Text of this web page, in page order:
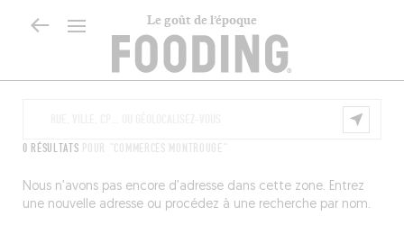
Le goût de l’époque
0 RÉSULTATS POUR "COMMERCES MONTROUGE"
Nous n’avons pas encore d’adresse dans cette zone. Entrez
une nouvelle adresse ou procédez à une recherche par nom.